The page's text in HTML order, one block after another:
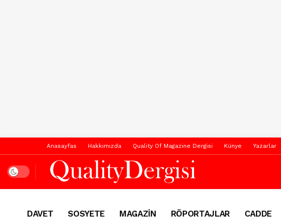
Anasayfas Hakkımızda Quality Of Magazine Dergisi Künye Yazarlar
Dark mode
DAVET SOSYETE MAGAZİN RÖPORTAJLAR CADDE